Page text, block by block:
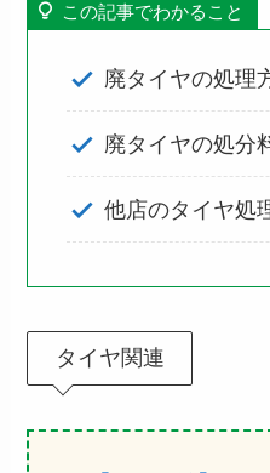
この記事でわかること
廃タイヤの処理
廃タイヤの処分
他店のタイヤ処
タイヤ関連